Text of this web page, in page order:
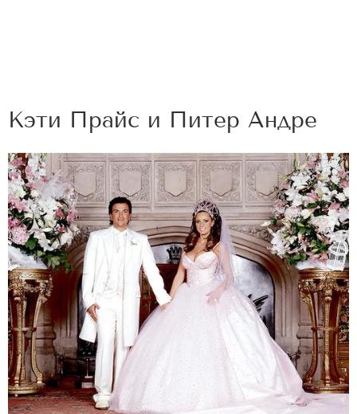
Кэти Прайс и Питер Андре